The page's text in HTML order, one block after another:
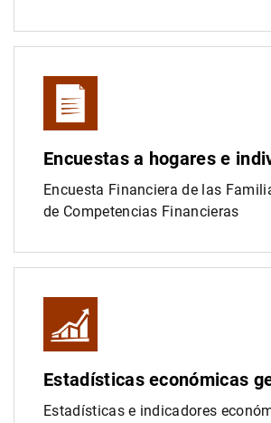
Encuestas a hogares e
Encuesta Financiera de las
de Competencias Financieras
Estadísticas económicas
Estadísticas e indicadores